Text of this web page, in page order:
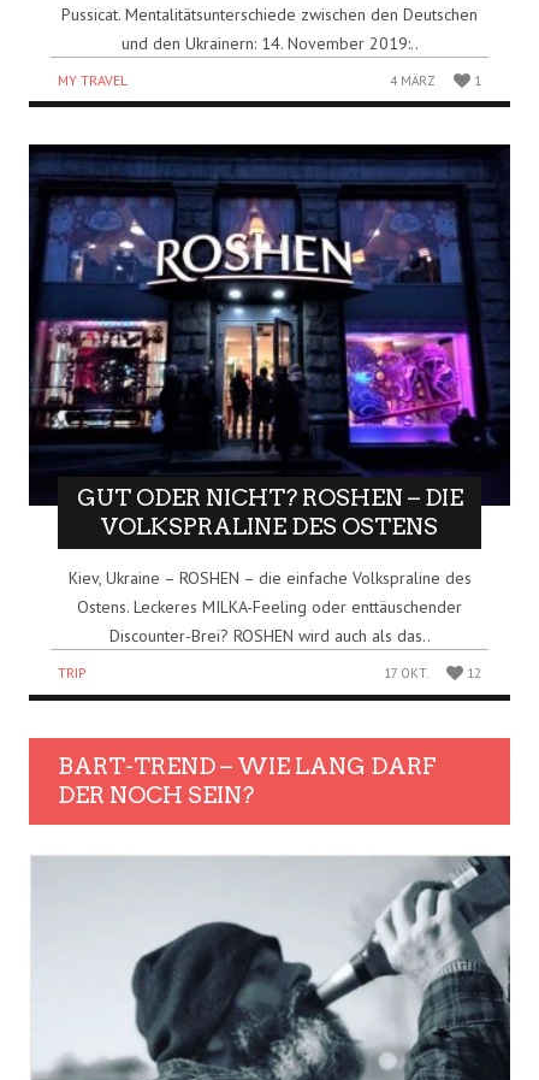
Pussicat. Mentalitätsunterschiede zwischen den Deutschen
und den Ukrainern: 14. November 2019:..
MY TRAVEL 4 MÄRZ 1
GUT ODER NICHT? ROSHEN – DIE
VOLKSPRALINE DES OSTENS
Kiev, Ukraine – ROSHEN – die einfache Volkspraline des
Ostens. Leckeres MILKA-Feeling oder enttäuschender
Discounter-Brei? ROSHEN wird auch als das..
TRIP 17 OKT. 12
BART-TREND – WIE LANG DARF
DER NOCH SEIN?